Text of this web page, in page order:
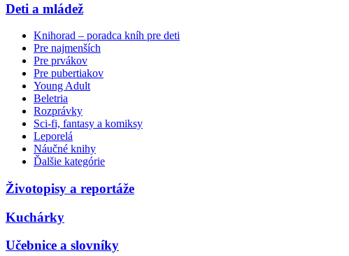
Deti a mládež
Knihorad – poradca kníh pre deti
Pre najmenších
Pre prvákov
Pre pubertiakov
Young Adult
Beletria
Rozprávky
Sci-fi, fantasy a komiksy
Leporelá
Náučné knihy
Ďalšie kategórie
Životopisy a reportáže
Kuchárky
Učebnice a slovníky